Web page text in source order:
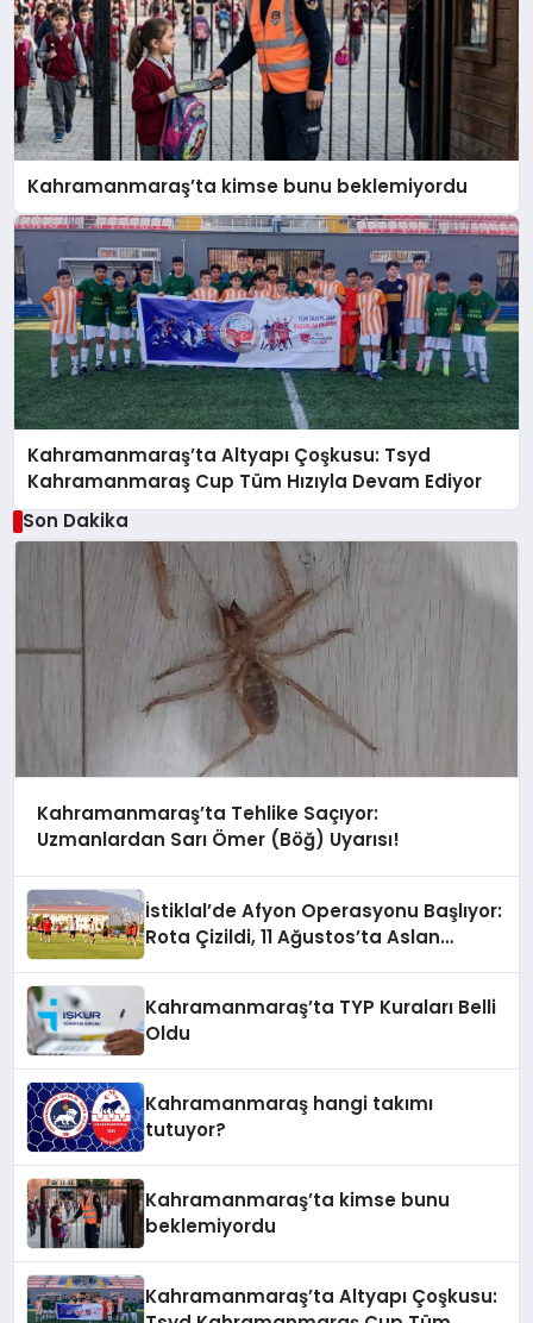
Kahramanmaraş’ta kimse bunu beklemiyordu
Kahramanmaraş’ta Altyapı Çoşkusu: Tsyd
Kahramanmaraş Cup Tüm Hızıyla Devam Ediyor
Son Dakika
Kahramanmaraş’ta Tehlike Saçıyor:
Uzmanlardan Sarı Ömer (Böğ) Uyarısı!
İstiklal’de Afyon Operasyonu Başlıyor:
Rota Çizildi, 11 Ağustos’ta Aslan
Kahramanmaraş’ta TYP Kuraları Belli
Oldu
Kahramanmaraş hangi takımı
tutuyor?
Kahramanmaraş’ta kimse bunu
beklemiyordu
Kahramanmaraş’ta Altyapı Çoşkusu: